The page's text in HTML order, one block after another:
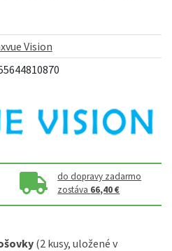
Vision
do dopravy zadarmo
zostáva 66,40 €
(2 kusy, uložené v